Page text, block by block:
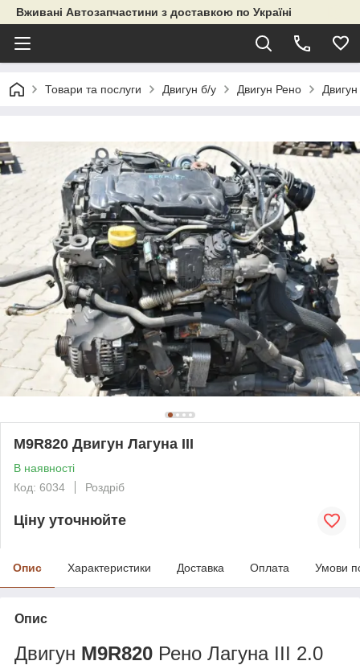
Вживані Автозапчастини з доставкою по Україні
Товари та послуги Двигун б/у Двигун Рено
M9R820 Двигун Лагуна III
В наявності
Код: 6034
Роздріб
Ціну уточнюйте
Опис Характеристики Доставка Оплата Умови
Опис
Двигун M9R820 Рено Лагуна III 2.0